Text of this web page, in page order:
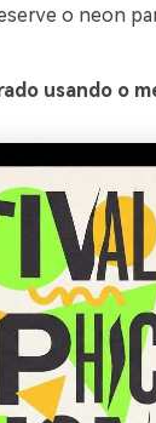
o neon
usando o